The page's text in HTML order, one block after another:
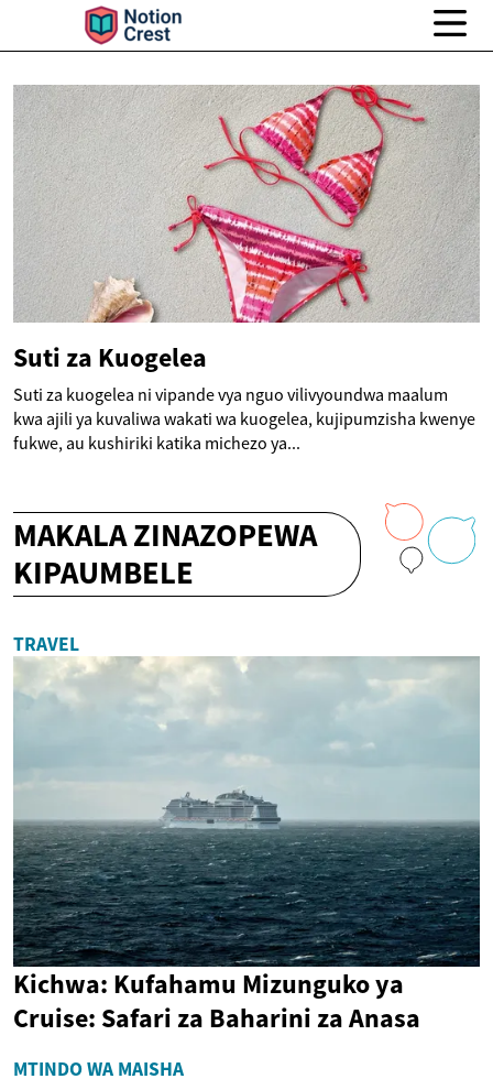
Suti za Kuogelea
Suti za kuogelea ni vipande vya nguo vilivyoundwa maalum
kwa ajili ya kuvaliwa wakati wa kuogelea, kujipumzisha kwenye
fukwe, au kushiriki katika michezo ya...
MAKALA ZINAZOPEWA
KIPAUMBELE
TRAVEL
Kichwa: Kufahamu Mizunguko ya
Cruise: Safari za Baharini za Anasa
MTINDO WA MAISHA